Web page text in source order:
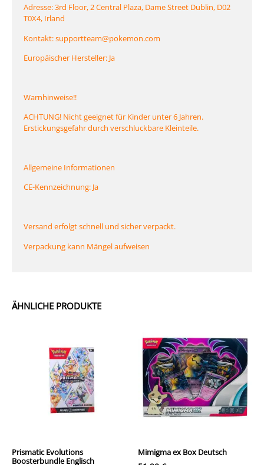
ÄHNLICHE PRODUKTE
Prismatic Evolutions
Boosterbundle Englisch
Mimigma ex Box Deutsch
Adresse: 3rd Floor, 2 Central Plaza, Dame Street Dublin, D02
T0X4, Irland
Kontakt: supportteam@pokemon.com
Europäischer Hersteller: Ja
Warnhinweise!!
ACHTUNG! Nicht geeignet für Kinder unter 6 Jahren.
Erstickungsgefahr durch verschluckbare Kleinteile.
Allgemeine Informationen
CE-Kennzeichnung: Ja
Versand erfolgt schnell und sicher verpackt.
Verpackung kann Mängel aufweisen